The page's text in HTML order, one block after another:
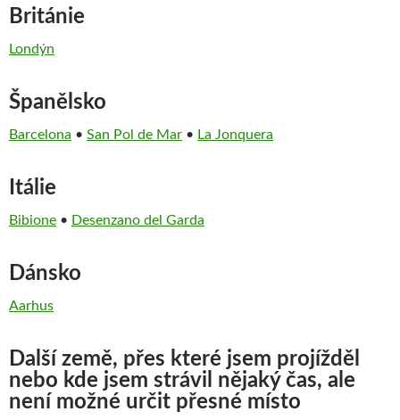
Británie
Londýn
Španělsko
Barcelona • San Pol de Mar • La Jonquera
Itálie
Bibione • Desenzano del Garda
Dánsko
Aarhus
Další země, přes které jsem projížděl
nebo kde jsem strávil nějaký čas, ale
není možné určit přesné místo